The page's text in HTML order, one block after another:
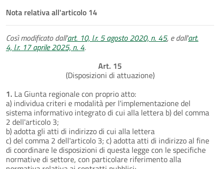
Nota relativa all'articolo 14
Così modificato dall'art. 10, l.r. 5 agosto 2020, n. 45, e dall'art.
4, l.r. 17 aprile 2025, n. 4.
Art. 15
(Disposizioni di attuazione)
1. La Giunta regionale con proprio atto:
a) individua criteri e modalità per l'implementazione del
sistema informativo integrato di cui alla lettera b) del comma
2 dell'articolo 3;
b) adotta gli atti di indirizzo di cui alla lettera
c) del comma 2 dell'articolo 3; c) adotta atti di indirizzo al fine
di coordinare le disposizioni di questa legge con le specifiche
normative di settore, con particolare riferimento alla